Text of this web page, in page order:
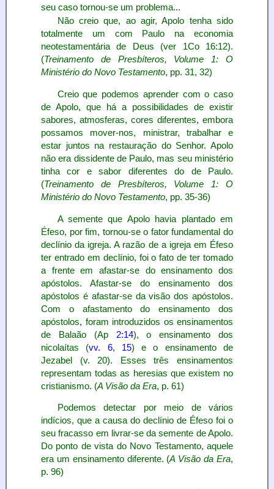
seu caso tornou-se um problema...
Não creio que, ao agir, Apolo tenha sido
totalmente um com Paulo na economia
neotestamentária de Deus (ver 1Co 16:12).
(Treinamento de Presbíteros, Volume 1: O
Ministério do Novo Testamento, pp. 31, 32)
Creio que podemos aprender com o caso
de Apolo, que há a possibilidades de existir
sabores, atmosferas, cores diferentes, embora
possamos mover-nos, ministrar, trabalhar e
estar juntos na restauração do Senhor. Apolo
não era dissidente de Paulo, mas seu ministério
tinha cor e sabor diferentes do de Paulo.
(Treinamento de Presbíteros, Volume 1: O
Ministério do Novo Testamento, pp. 35-36)
A semente que Apolo havia plantado em
Éfeso, por fim, tornou-se o fator fundamental do
declínio da igreja. A razão de a igreja em Éfeso
ter entrado em declínio, foi o fato de ter tomado
a frente em afastar-se do ensinamento dos
apóstolos. Afastar-se do ensinamento dos
apóstolos é afastar-se da visão dos apóstolos.
Com o afastamento do ensinamento dos
apóstolos, foram introduzidos os ensinamentos
de Balaão (Ap 2:14), o ensinamento dos
nicolaítas (vv. 6, 15) e o ensinamento de
Jezabel (v. 20). Esses três ensinamentos
representam todas as heresias que existem no
cristianismo. (A Visão da Era, p. 61)
Podemos detectar por meio de vários
indícios, que a causa do declínio de Éfeso foi o
seu fracasso em livrar-se da semente de Apolo.
Do ponto de vista do Novo Testamento, aquele
era um ensinamento diferente. (A Visão da Era,
p. 96)